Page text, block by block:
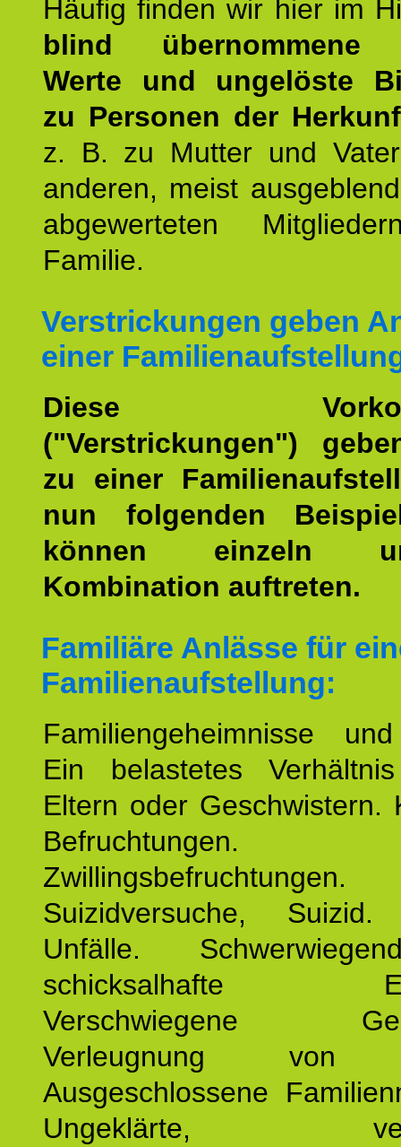
Häufig finden wir hier im
blind übernommene
Werte und ungelöste
zu Personen der
z. B. zu Mutter und
anderen, meist
abgewerteten
Familie.
Verstrickungen geben
einer
Diese
("Verstrickungen")
zu einer
nun folgenden
können einzeln
Kombination auftreten.
Familiäre Anlässe für
Familienaufstellung:
Familiengeheimnisse
Ein belastetes
Eltern oder Geschwistern.
Befruchtungen.
Zwillingsbefruchtungen.
Suizidversuche, Suizid.
Unfälle.
schicksalhafte
Verschwiegene
Verleugnung von
Ausgeschlossene
Ungeklärte,